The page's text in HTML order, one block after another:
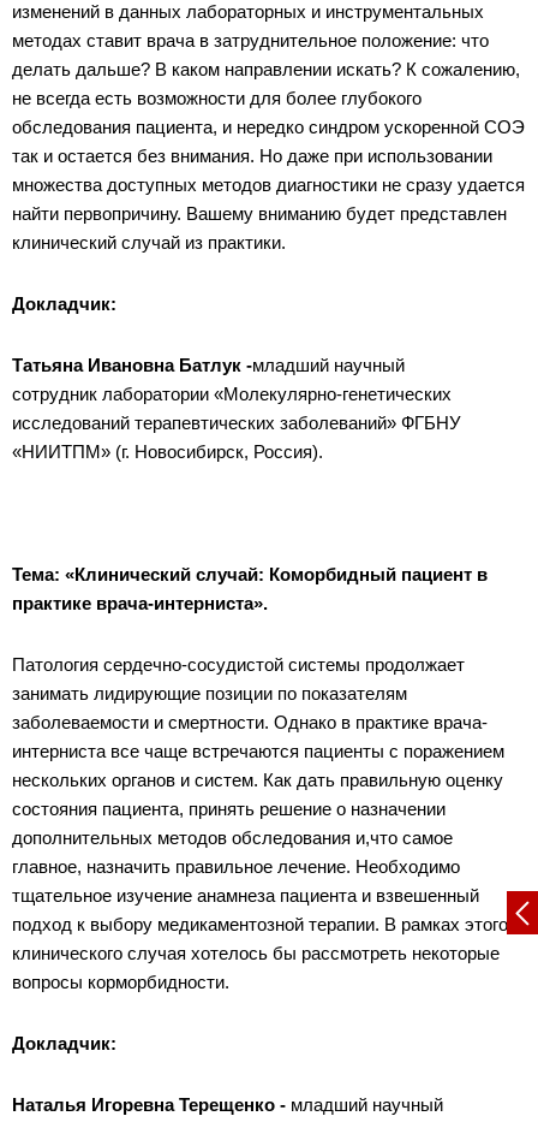
изменений в данных лабораторных и инструментальных
методах ставит врача в затруднительное положение: что
делать дальше? В каком направлении искать? К сожалению,
не всегда есть возможности для более глубокого
обследования пациента, и нередко синдром ускоренной СОЭ
так и остается без внимания. Но даже при использовании
множества доступных методов диагностики не сразу удается
найти первопричину. Вашему вниманию будет представлен
клинический случай из практики.
Докладчик:
Татьяна Ивановна Батлук -младший научный
сотрудник лаборатории «Молекулярно-генетических
исследований терапевтических заболеваний» ФГБНУ
«НИИТПМ» (г. Новосибирск, Россия).
Тема: «Клинический случай: Коморбидный пациент в
практике врача-интерниста».
Патология сердечно-сосудистой системы продолжает
занимать лидирующие позиции по показателям
заболеваемости и смертности. Однако в практике врача-
интерниста все чаще встречаются пациенты с поражением
нескольких органов и систем. Как дать правильную оценку
состояния пациента, принять решение о назначении
дополнительных методов обследования и,что самое
главное, назначить правильное лечение. Необходимо
тщательное изучение анамнеза пациента и взвешенный
подход к выбору медикаментозной терапии. В рамках этого
клинического случая хотелось бы рассмотреть некоторые
вопросы корморбидности.
Докладчик:
Наталья Игоревна Терещенко - младший научный